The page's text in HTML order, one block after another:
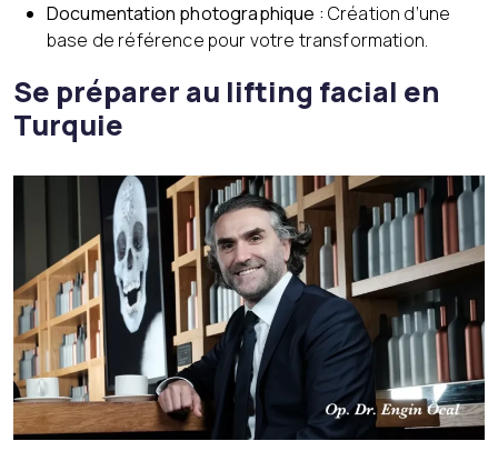
Documentation photographique : Création d’une
base de référence pour votre transformation.
Se préparer au lifting facial en
Turquie